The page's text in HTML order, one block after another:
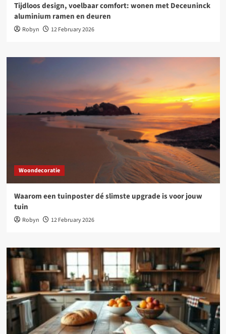
Tijdloos design, voelbaar comfort: wonen met Deceuninck
aluminium ramen en deuren
Robyn 12 February 2026
Woondecoratie
Waarom een tuinposter dé slimste upgrade is voor jouw
tuin
Robyn 12 February 2026